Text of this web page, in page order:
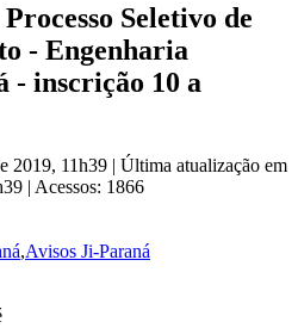
Seletivo de
- Engenharia
- inscrição 10 a
2019, 11h39 | Última atualização em
| Acessos: 1866
,Avisos Ji-Paraná